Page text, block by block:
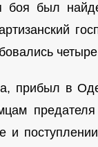
был
прибыл в
и